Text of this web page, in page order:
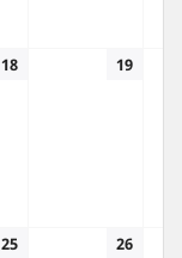
18 19
25 26